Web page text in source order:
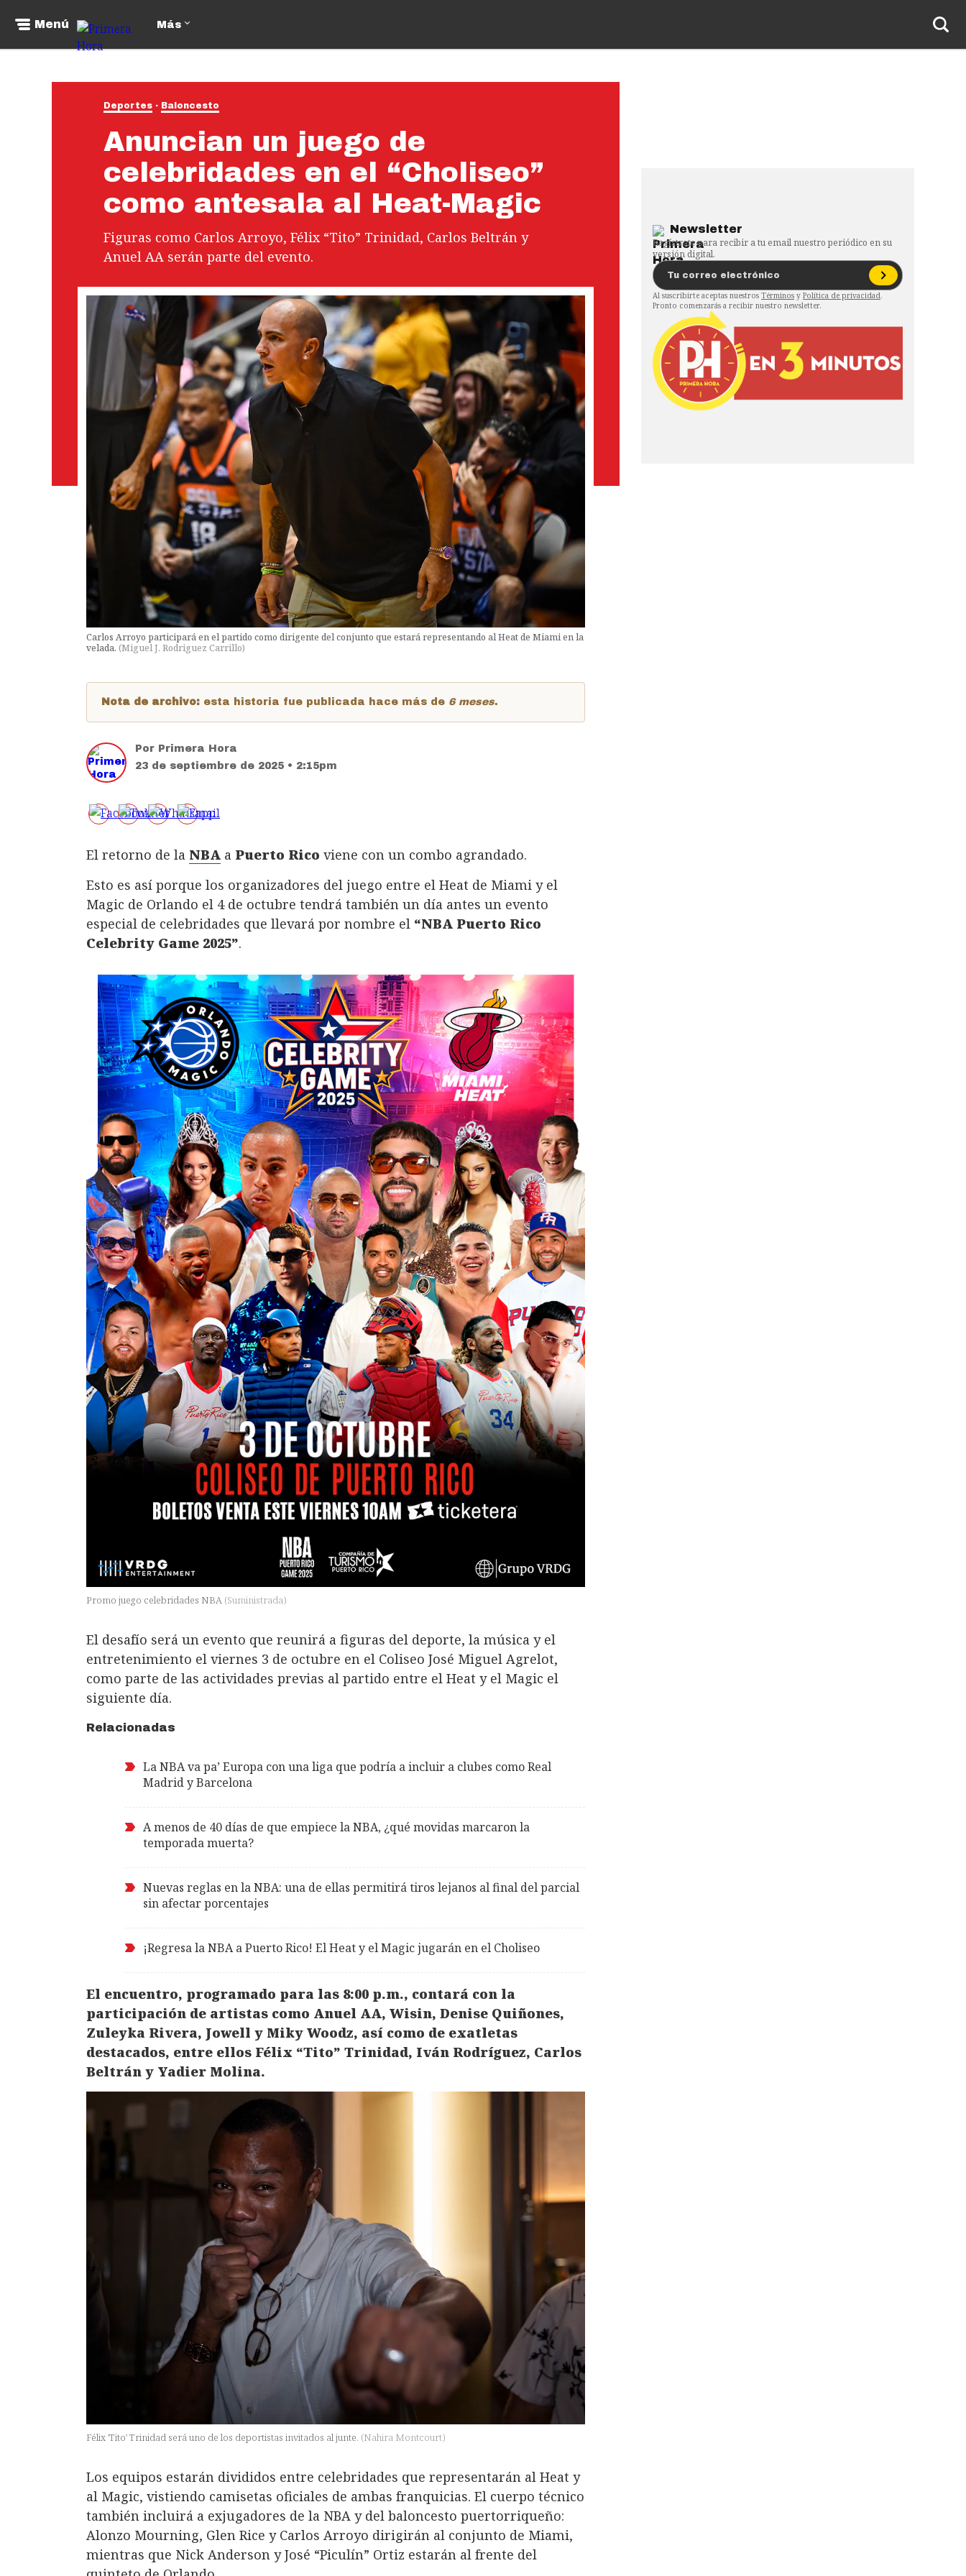
Menú Más
Deportes Baloncesto
Anuncian un juego de
celebridades en el “Choliseo”
como antesala al Heat-Magic
Figuras como Carlos Arroyo, Félix “Tito” Trinidad, Carlos Beltrán y
Anuel AA serán parte del evento.
Carlos Arroyo participará en el partido como dirigente del conjunto que estará representando al Heat de Miami en la
velada. (Miguel J. Rodriguez Carrillo)
Nota de archivo: esta historia fue publicada hace más de 6 meses.
Por Primera Hora
23 de septiembre de 2025 • 2:15pm
El retorno de la NBA a Puerto Rico viene con un combo agrandado.
Esto es así porque los organizadores del juego entre el Heat de Miami y el
Magic de Orlando el 4 de octubre tendrá también un día antes un evento
especial de celebridades que llevará por nombre el “NBA Puerto Rico
Celebrity Game 2025”.
Promo juego celebridades NBA (Suministrada)
El desafío será un evento que reunirá a figuras del deporte, la música y el
entretenimiento el viernes 3 de octubre en el Coliseo José Miguel Agrelot,
como parte de las actividades previas al partido entre el Heat y el Magic el
siguiente día.
Relacionadas
La NBA va pa’ Europa con una liga que podría a incluir a clubes como Real
Madrid y Barcelona
A menos de 40 días de que empiece la NBA, ¿qué movidas marcaron la
temporada muerta?
Nuevas reglas en la NBA: una de ellas permitirá tiros lejanos al final del parcial
sin afectar porcentajes
¡Regresa la NBA a Puerto Rico! El Heat y el Magic jugarán en el Choliseo
El encuentro, programado para las 8:00 p.m., contará con la
participación de artistas como Anuel AA, Wisin, Denise Quiñones,
Zuleyka Rivera, Jowell y Miky Woodz, así como de exatletas
destacados, entre ellos Félix “Tito” Trinidad, Iván Rodríguez, Carlos
Beltrán y Yadier Molina.
Félix 'Tito' Trinidad será uno de los deportistas invitados al junte. (Nahira Montcourt)
Los equipos estarán divididos entre celebridades que representarán al Heat y
al Magic, vistiendo camisetas oficiales de ambas franquicias. El cuerpo técnico
también incluirá a exjugadores de la NBA y del baloncesto puertorriqueño:
Alonzo Mourning, Glen Rice y Carlos Arroyo dirigirán al conjunto de Miami,
mientras que Nick Anderson y José “Piculín” Ortiz estarán al frente del
Newsletter
Regístrate para recibir a tu email nuestro periódico en su
versión digital.
Al suscribirte aceptas nuestros Términos y Política de privacidad.
Pronto comenzarás a recibir nuestro newsletter.